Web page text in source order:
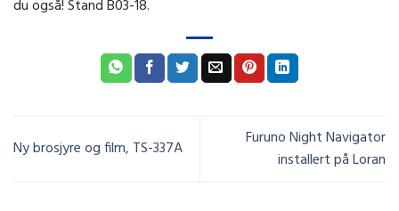
du også! Stand B03-18.
Ny brosjyre og film, TS-337A
Furuno Night Navigator
installert på Loran